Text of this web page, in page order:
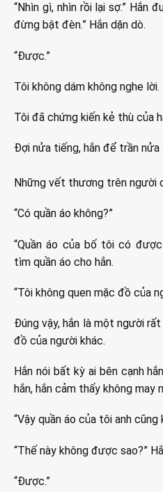
“Nhìn gì, nhìn rồi lại sợ.” Hắn
đừng bật đèn.” Hắn dặn dò.
“Được.”
Tôi không dám không nghe lời.
Tôi đã chứng kiến kẻ thù của
Đợi nửa tiếng, hắn để trần nửa
Những vết thương trên người
“Có quần áo không?”
“Quần áo của bố tôi có
tìm quần áo cho hắn.
“Tôi không quen mặc đồ của
Đúng vậy, hắn là một người
đồ của người khác.
Hắn nói bất kỳ ai bên cạnh
hắn, hắn cảm thấy không may
“Vậy quần áo của tôi anh cũng
“Thế này không được sao?”
“Được.”